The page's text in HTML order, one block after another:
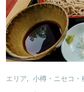
エリア 小樽・ニセコ・